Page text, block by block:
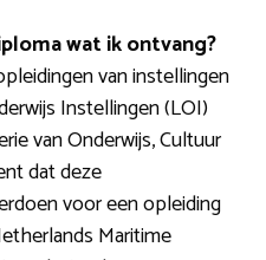
wat ik ontvang?
van instellingen
Instellingen (LOI)
van Onderwijs, Cultuur
dat deze
voor een opleiding
Maritime